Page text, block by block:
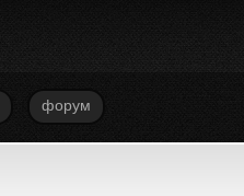
форум